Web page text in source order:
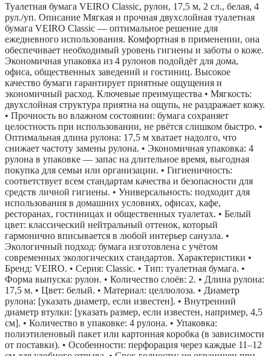
Туалетная бумага VEIRO Classic, рулон, 17,5 м, 2 сл., белая, 4
рул./уп. Описание Мягкая и прочная двухслойная туалетная
бумага VEIRO Classic — оптимальное решение для
ежедневного использования. Комфортная в применении, она
обеспечивает необходимый уровень гигиены и заботы о коже.
Экономичная упаковка из 4 рулонов подойдёт для дома,
офиса, общественных заведений и гостиниц. Высокое
качество бумаги гарантирует приятные ощущения и
экономичный расход. Ключевые преимущества • Мягкость:
двухслойная структура приятна на ощупь, не раздражает кожу.
• Прочность во влажном состоянии: бумага сохраняет
целостность при использовании, не рвётся слишком быстро. •
Оптимальная длина рулона: 17,5 м хватает надолго, что
снижает частоту замены рулона. • Экономичная упаковка: 4
рулона в упаковке — запас на длительное время, выгодная
покупка для семьи или организации. • Гигиеничность:
соответствует всем стандартам качества и безопасности для
средств личной гигиены. • Универсальность: подходит для
использования в домашних условиях, офисах, кафе,
ресторанах, гостиницах и общественных туалетах. • Белый
цвет: классический нейтральный оттенок, который
гармонично вписывается в любой интерьер санузла. •
Экологичный подход: бумага изготовлена с учётом
современных экологических стандартов. Характеристики •
Бренд: VEIRO. • Серия: Classic. • Тип: туалетная бумага. •
Форма выпуска: рулон. • Количество слоёв: 2. • Длина рулона:
17,5 м. • Цвет: белый. • Материал: целлюлоза. • Диаметр
рулона: [указать диаметр, если известен]. • Внутренний
диаметр втулки: [указать размер, если известен, например, 4,5
см]. • Количество в упаковке: 4 рулона. • Упаковка:
полиэтиленовый пакет или картонная коробка (в зависимости
от поставки). • Особенности: перфорация через каждые 11–12